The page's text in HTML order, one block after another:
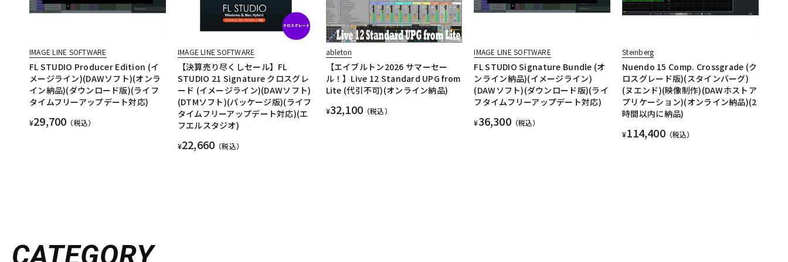
IMAGE LINE SOFTWARE
FL STUDIO Producer Edition (イ
メージライン)(DAWソフト)(オンラ
イン納品)(ダウンロード版)(ライフ
タイムフリーアップデート対応)
¥29,700 （税込）
IMAGE LINE SOFTWARE
【決算売り尽くしセール】FL
STUDIO 21 Signature クロスグレ
ード (イメージライン)(DAWソフト)
(DTMソフト)(パッケージ版)(ライフ
タイムフリーアップデート対応)(エ
フエルスタジオ)
¥22,660 （税込）
ableton
【エイブルトン2026 サマーセー
ル！】Live 12 Standard UPG from
Lite (代引不可)(オンライン納品)
¥32,100 （税込）
IMAGE LINE SOFTWARE
FL STUDIO Signature Bundle (オ
ンライン納品)(イメージライン)
(DAWソフト)(ダウンロード版)(ライ
フタイムフリーアップデート対応)
¥36,300（税込）
Steinberg
Nuendo 15 Comp. Crossgrade (ク
ロスグレード版)(スタインバーグ)
(ヌエンド)(映像制作)(DAWホストア
プリケーション)(オンライン納品)(2
時間以内に納品)
¥114,400（税込）
CATEGORY